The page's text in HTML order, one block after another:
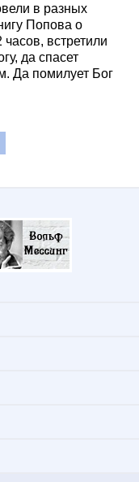
в разных
Попова о
встретили
да спасет
Да помилует Бог